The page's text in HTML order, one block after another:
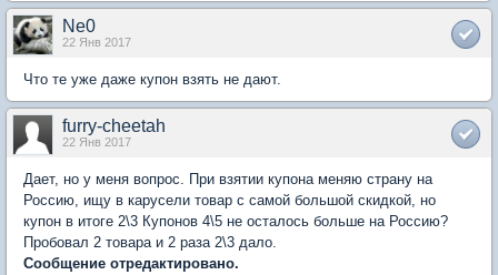
Ne0
22 Янв 2017
Что те уже даже купон взять не дают.
furry-cheetah
22 Янв 2017
Дает, но у меня вопрос. При взятии купона меняю страну на
Россию, ищу в карусели товар с самой большой скидкой, но
купон в итоге 2\3 Купонов 4\5 не осталось больше на Россию?
Пробовал 2 товара и 2 раза 2\3 дало.
Сообщение отредактировано.